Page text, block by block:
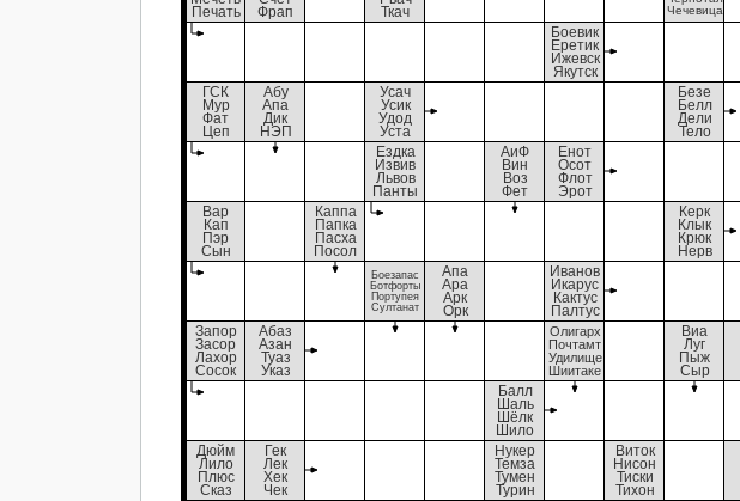
Печать
Фрап
Ткач
Чечевица
Боевик
Еретик
Ижевск
Якутск
ГСК
Мур
Фат
Цеп
Абу
Апа
Дик
НЭП
Усач
Усик
Удод
Уста
Безе
Белл
Дели
Тело
Ездка
Извив
Львов
Панты
АиФ
Вин
Воз
Фет
Енот
Осот
Флот
Эрот
Вар
Кап
Пэр
Сын
Каппа
Папка
Пасха
Посол
Керк
Клык
Крюк
Нерв
Боезапас
Ботфорты
Портупея
Султанат
Апа
Ара
Арк
Орк
Иванов
Икарус
Кактус
Палтус
Запор
Засор
Лахор
Сосок
Абаз
Азан
Туаз
Указ
Олигарх
Почтамт
Удилище
Шиитаке
Виа
Луг
Пыж
Сыр
Балл
Шаль
Шёлк
Шило
Дюйм
Лило
Плюс
Сказ
Гек
Лек
Хек
Чек
Нукер
Темза
Тумен
Турин
Виток
Нисон
Тиски
Тихон